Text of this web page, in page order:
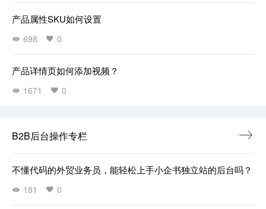
产品属性SKU如何设置
698 0
产品详情页如何添加视频？
1671 0
B2B后台操作专栏
不懂代码的外贸业务员，能轻松上手小企书独立站的后台吗？
181 0